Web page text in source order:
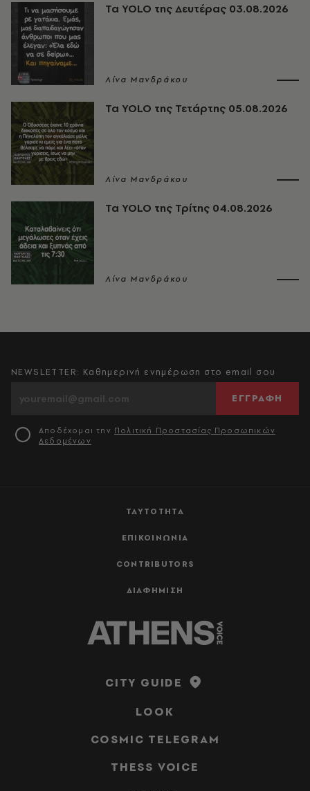
Τα YOLO της Δευτέρας 03.08.2026
Λίνα Μανδράκου
Τα YOLO της Τετάρτης 05.08.2026
Λίνα Μανδράκου
Τα YOLO της Τρίτης 04.08.2026
Λίνα Μανδράκου
ΤΑΥΤΟΤΗΤΑ
ΕΠΙΚΟΙΝΩΝΙΑ
CONTRIBUTORS
ΔΙΑΦΗΜΙΣΗ
NEWSLETTER: Καθημερινή ενημέρωση στο email σου
ΕΓΓΡΑΦΗ
Αποδέχομαι την Πολιτική Προστασίας Προσωπικών
Δεδομένων
CITY GUIDE
LOOK
COSMIC TELEGRAM
THESS VOICE